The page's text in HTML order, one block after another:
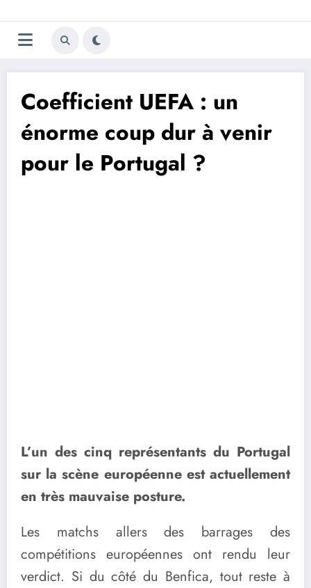
au
contenu
Trivela
L'actualité du football
Coefficient UEFA : un
énorme coup dur à venir
pour le Portugal ?
L’un des cinq représentants du Portugal
sur la scène européenne est actuellement
en très mauvaise posture.
Les matchs allers des barrages des
compétitions européennes ont rendu leur
verdict. Si du côté du Benfica, tout reste à